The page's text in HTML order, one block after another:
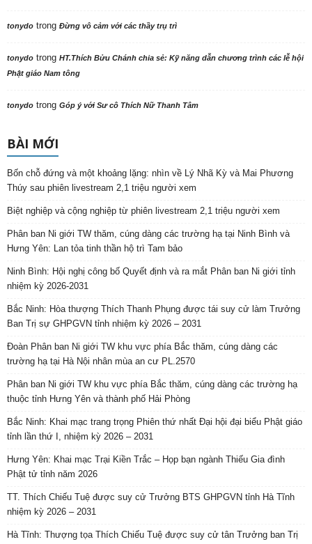
tonydo trong Đừng vô cảm với các thầy trụ trì
tonydo trong HT.Thích Bửu Chánh chia sẻ: Kỹ năng dẫn chương trình các lễ hội
Phật giáo Nam tông
tonydo trong Góp ý với Sư cô Thích Nữ Thanh Tâm
BÀI MỚI
Bốn chỗ đứng và một khoảng lặng: nhìn về Lý Nhã Kỳ và Mai Phương
Thúy sau phiên livestream 2,1 triệu người xem
Biệt nghiệp và cộng nghiệp từ phiên livestream 2,1 triệu người xem
Phân ban Ni giới TW thăm, cúng dàng các trường hạ tại Ninh Bình và
Hưng Yên: Lan tỏa tinh thần hộ trì Tam bảo
Ninh Bình: Hội nghị công bố Quyết định và ra mắt Phân ban Ni giới tỉnh
nhiệm kỳ 2026-2031
Bắc Ninh: Hòa thượng Thích Thanh Phụng được tái suy cử làm Trưởng
Ban Trị sự GHPGVN tỉnh nhiệm kỳ 2026 – 2031
Đoàn Phân ban Ni giới TW khu vực phía Bắc thăm, cúng dàng các
trường hạ tại Hà Nội nhân mùa an cư PL.2570
Phân ban Ni giới TW khu vực phía Bắc thăm, cúng dàng các trường hạ
thuộc tỉnh Hưng Yên và thành phố Hải Phòng
Bắc Ninh: Khai mạc trang trọng Phiên thứ nhất Đại hội đại biểu Phật giáo
tỉnh lần thứ I, nhiệm kỳ 2026 – 2031
Hưng Yên: Khai mạc Trại Kiền Trắc – Họp bạn ngành Thiếu Gia đình
Phật tử tỉnh năm 2026
TT. Thích Chiếu Tuệ được suy cử Trưởng BTS GHPGVN tỉnh Hà Tĩnh
nhiệm kỳ 2026 – 2031
Hà Tĩnh: Thượng tọa Thích Chiếu Tuệ được suy cử tân Trưởng ban Trị